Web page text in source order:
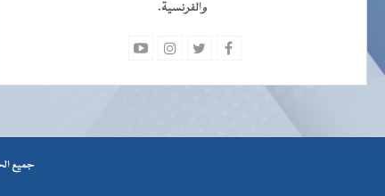
والفرنسية.
جميع الحقوق